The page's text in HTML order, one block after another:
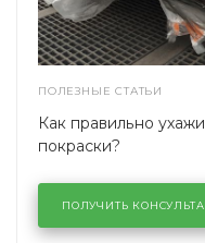
ПОЛЕЗНЫЕ СТАТЬИ
Как правильно
покраски?
ПОЛУЧИТЬ